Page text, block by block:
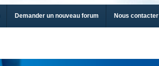
Demander un nouveau forum Nous contacter